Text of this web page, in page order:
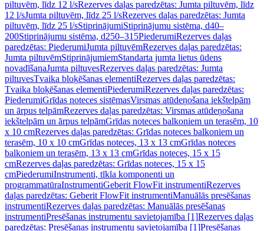
piltuvēm, līdz 12 l/sRezerves daļas paredzētas: Jumta piltuvēm, līdz
12 l/sJumta piltuvēm, līdz 25 l/sRezerves daļas paredzētas: Jumta
piltuvēm, līdz 25 l/sStiprinājumiStiprinājumu sistēma, d40–
200Stiprinājumu sistēma, d250–315PiederumiRezerves daļas
paredzētas: PiederumiJumta piltuvēmRezerves daļas paredzētas:
Jumta piltuvēmStiprinājumiemStandarta jumta lietus ūdens
novadīšanaJumta piltuvesRezerves daļas paredzētas: Jumta
piltuvesTvaika bloķēšanas elementiRezerves daļas paredzētas:
Tvaika bloķēšanas elementiPiederumiRezerves daļas paredzētas:
PiederumiGrīdas noteces sistēmasVirsmas atūdeņošana iekštelpām
un ārpus telpāmRezerves daļas paredzētas: Virsmas atūdeņošana
iekštelpām un ārpus telpāmGrīdas noteces balkoniem un terasēm, 10
x 10 cmRezerves daļas paredzētas: Grīdas noteces balkoniem un
terasēm, 10 x 10 cmGrīdas noteces, 13 x 13 cmGrīdas noteces
balkoniem un terasēm, 13 x 13 cmGrīdas noteces, 15 x 15
cmRezerves daļas paredzētas: Grīdas noteces, 15 x 15
cmPiederumiInstrumenti, tīkla komponenti un
programmatūraInstrumentiGeberit FlowFit instrumentiRezerves
daļas paredzētas: Geberit FlowFit instrumentiManuālās presēšanas
instrumentiRezerves daļas paredzētas: Manuālās presēšanas
instrumentiPresēšanas instrumentu savietojamība [1]Rezerves daļas
paredzētas: Presēšanas instrumentu savietojamība [1]Presēšanas